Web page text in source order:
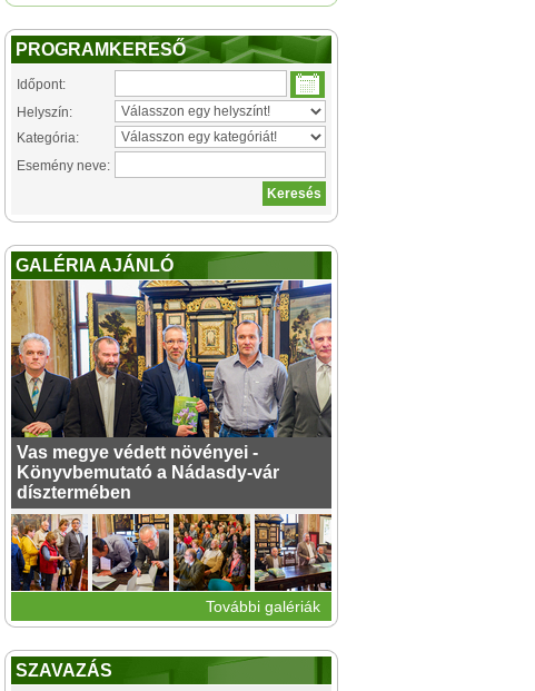
PROGRAMKERESŐ
Időpont:
Helyszín:
Kategória:
Esemény neve:
GALÉRIA AJÁNLÓ
Vas megye védett növényei -
Könyvbemutató a Nádasdy-vár
dísztermében
További galériák
SZAVAZÁS